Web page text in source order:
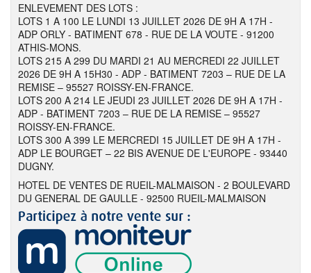
ENLEVEMENT DES LOTS :
LOTS 1 A 100 LE LUNDI 13 JUILLET 2026 DE 9H A 17H -
ADP ORLY - BATIMENT 678 - RUE DE LA VOUTE - 91200
ATHIS-MONS.
LOTS 215 A 299 DU MARDI 21 AU MERCREDI 22 JUILLET
2026 DE 9H A 15H30 - ADP - BATIMENT 7203 – RUE DE LA
REMISE – 95527 ROISSY-EN-FRANCE.
LOTS 200 A 214 LE JEUDI 23 JUILLET 2026 DE 9H A 17H -
ADP - BATIMENT 7203 – RUE DE LA REMISE – 95527
ROISSY-EN-FRANCE.
LOTS 300 A 399 LE MERCREDI 15 JUILLET DE 9H A 17H -
ADP LE BOURGET – 22 BIS AVENUE DE L'EUROPE - 93440
DUGNY.
HOTEL DE VENTES DE RUEIL-MALMAISON - 2 BOULEVARD
DU GENERAL DE GAULLE - 92500 RUEIL-MALMAISON